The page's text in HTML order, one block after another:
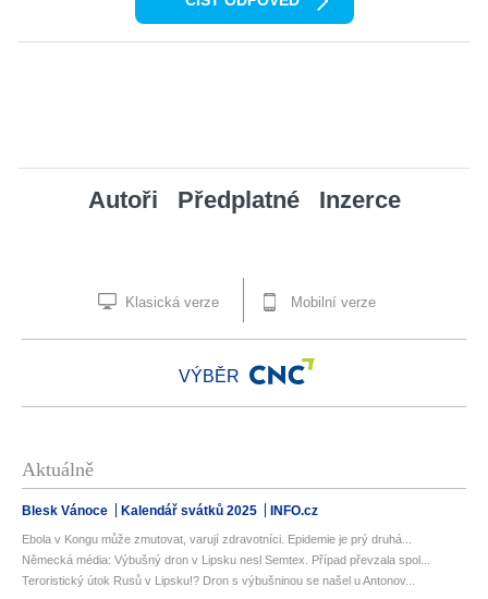
Autoři Předplatné Inzerce
Klasická verze Mobilní verze
VÝBĚR
Aktuálně
Blesk Vánoce Kalendář svátků 2025 INFO.cz
Ebola v Kongu může zmutovat, varují zdravotníci. Epidemie je prý druhá...
Německá média: Výbušný dron v Lipsku nesl Semtex. Případ převzala spol...
Teroristický útok Rusů v Lipsku!? Dron s výbušninou se našel u Antonov...